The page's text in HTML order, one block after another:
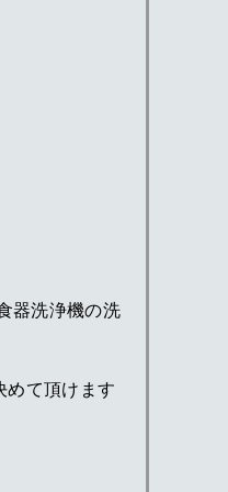
器洗浄機の洗
めて頂けます